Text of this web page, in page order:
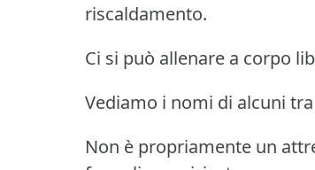
riscaldamento.
Ci si può allenare a corpo
Vediamo i nomi di alcuni
Non è propriamente un